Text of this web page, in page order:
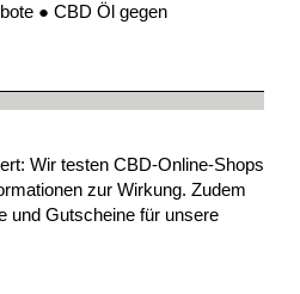
● CBD Öl gegen
Wir testen CBD-Online-Shops
zur Wirkung. Zudem
und Gutscheine für unsere